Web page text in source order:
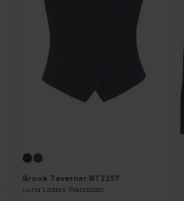
Praktyczny Fartuch Kuchenny z Bawełny
Brook Taverner BT2257
Luna Ladies Waistcoat